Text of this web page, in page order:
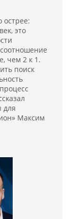
острее:
это
чем 2 к 1.
поиск
для
Максим